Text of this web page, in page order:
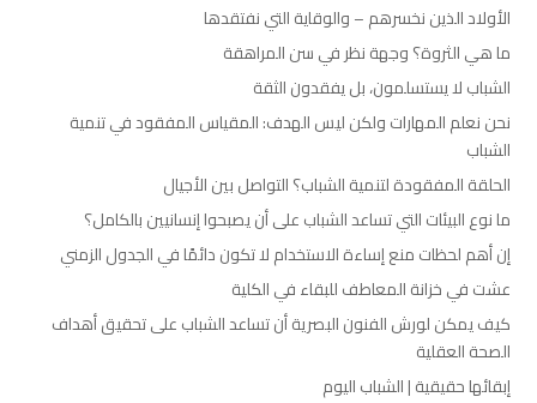
الأولاد الذين نخسرهم – والوقاية التي نفتقدها
ما هي الثروة؟ وجهة نظر في سن المراهقة
الشباب لا يستسلمون، بل يفقدون الثقة
نحن نعلم المهارات ولكن ليس الهدف: المقياس المفقود في تنمية
الشباب
الحلقة المفقودة لتنمية الشباب؟ التواصل بين الأجيال
ما نوع البيئات التي تساعد الشباب على أن يصبحوا إنسانيين بالكامل؟
إن أهم لحظات منع إساءة الاستخدام لا تكون دائمًا في الجدول الزمني
عشت في خزانة المعاطف للبقاء في الكلية
كيف يمكن لورش الفنون البصرية أن تساعد الشباب على تحقيق أهداف
الصحة العقلية
إبقائها حقيقية | الشباب اليوم